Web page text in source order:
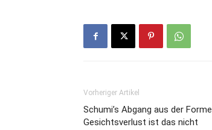
Vorheriger Artikel
Schumi’s Abgang aus der
Gesichtsverlust ist das nicht